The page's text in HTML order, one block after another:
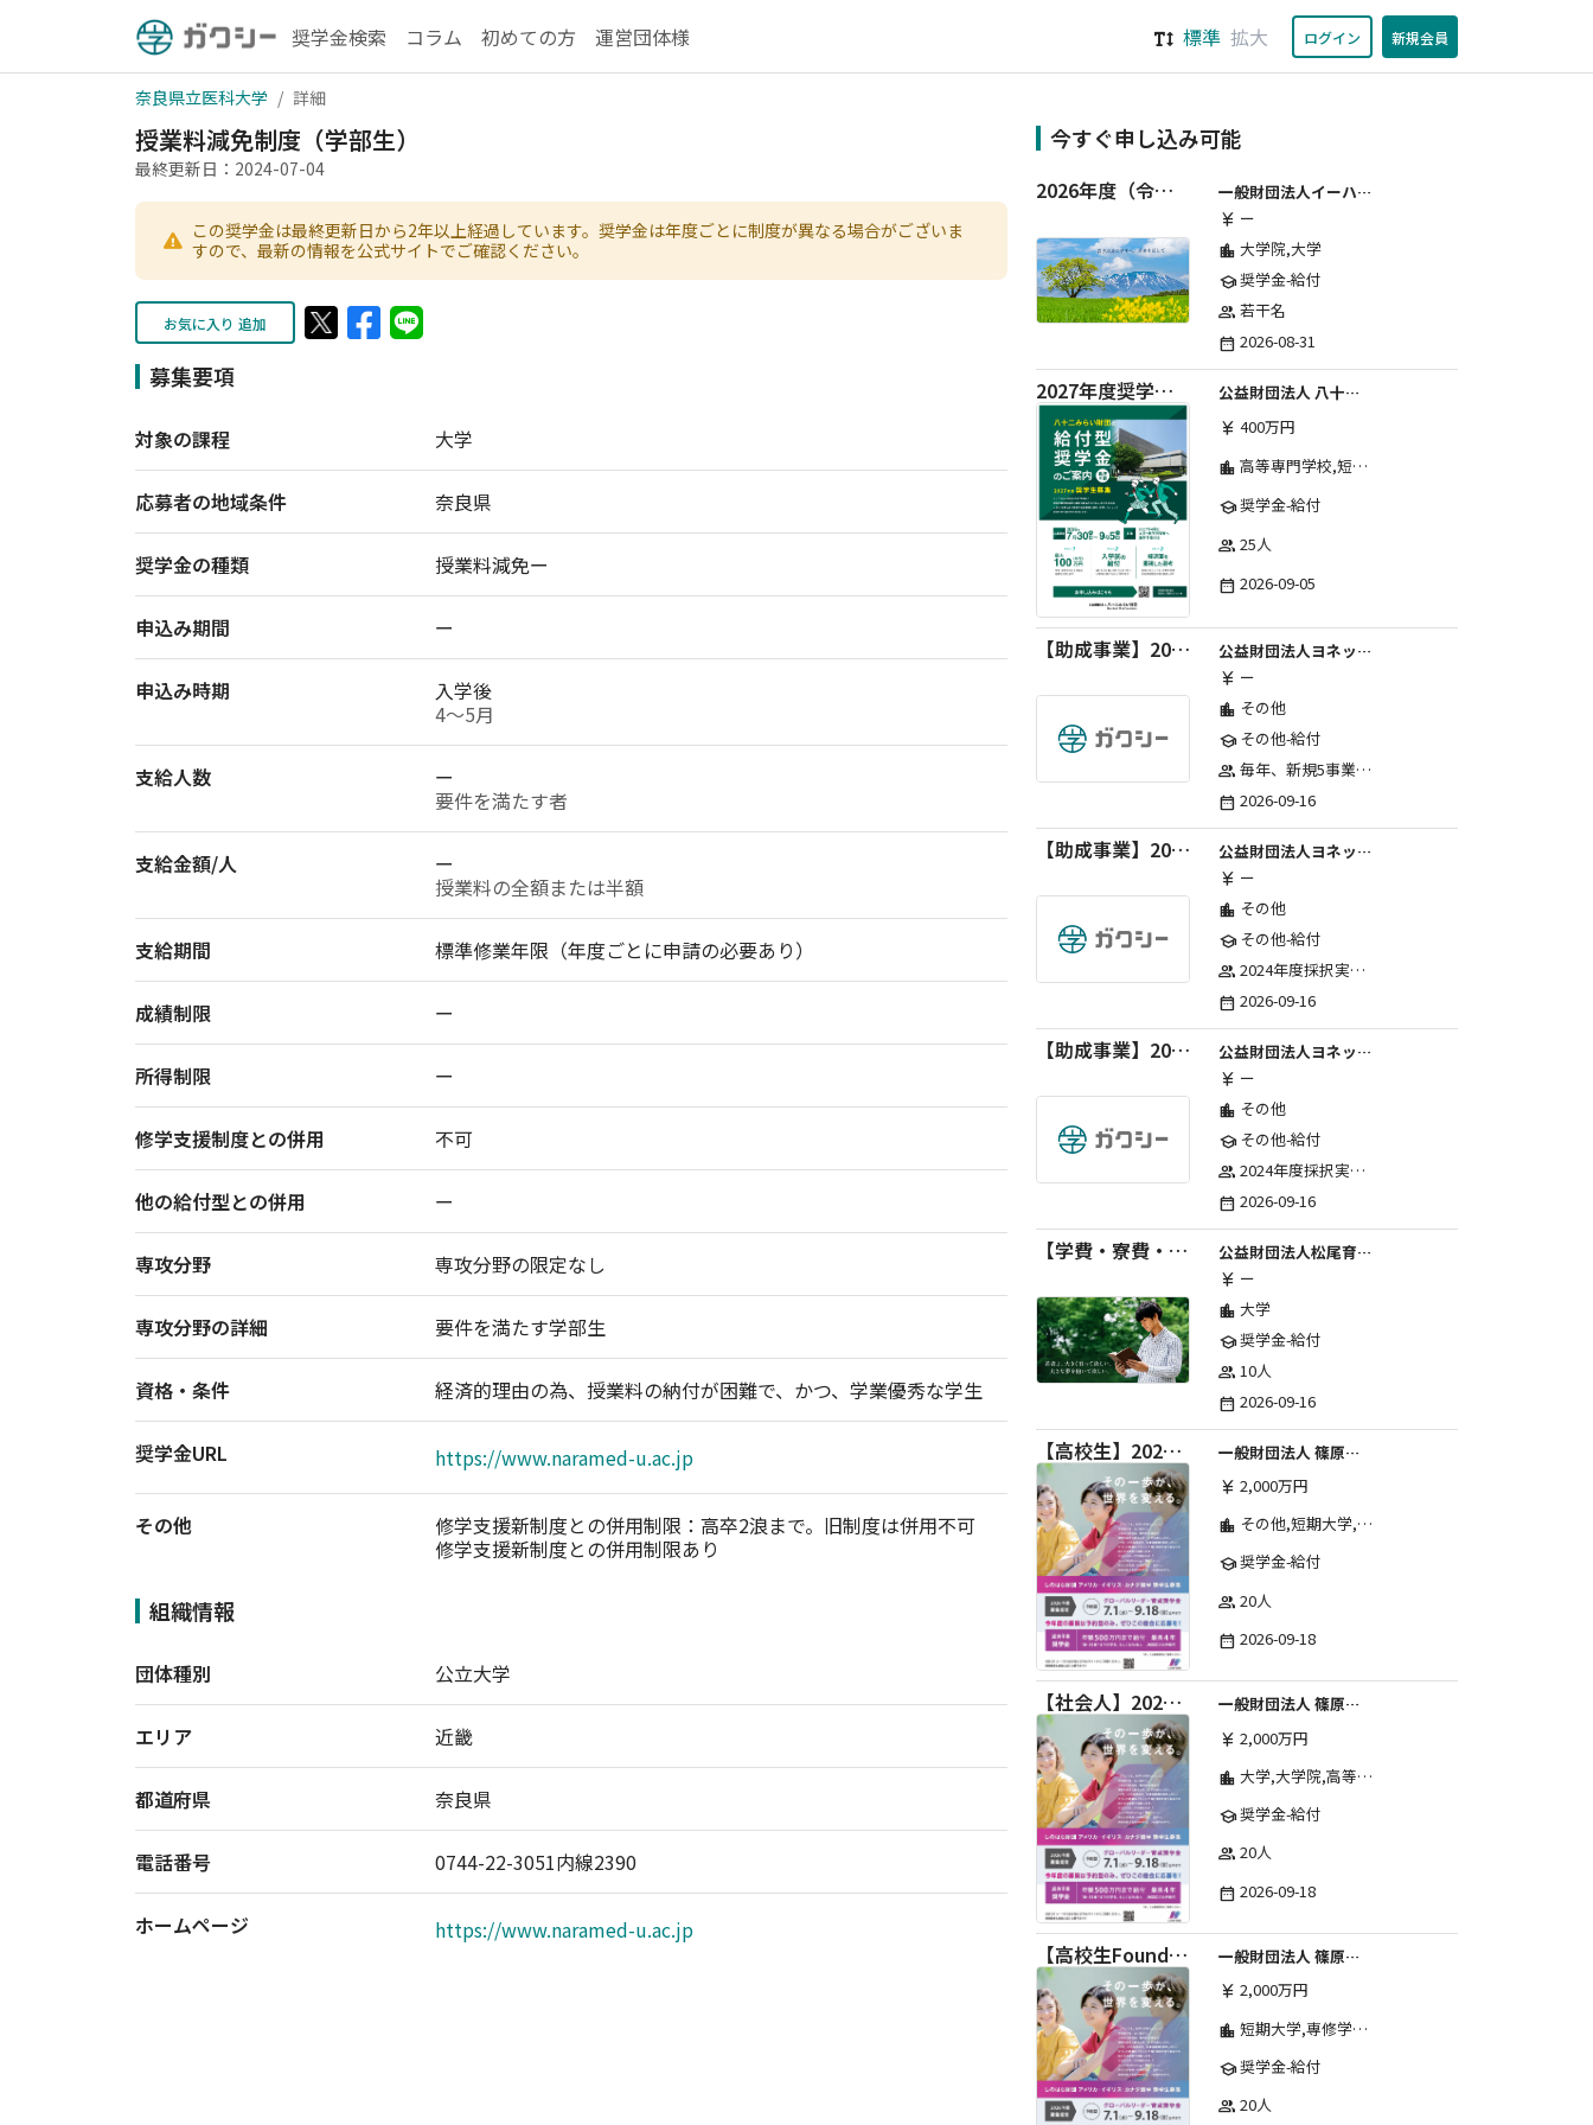
奨学金検索 コラム 初めての方 運営団体様 標準 拡大 ログイン 新規会員
奈良県立医科大学 詳細
授業料減免制度（学部生）
最終更新日：2024-07-04
この奨学金は最終更新日から2年以上経過しています。奨学金は年度ごとに制度が異なる場合がございま
すので、最新の情報を公式サイトでご確認ください。
お気に入り 追加
募集要項
対象の課程 大学
応募者の地域条件 奈良県
奨学金の種類 授業料減免ー
申込み期間 ー
申込み時期
入学後
4〜5月
支給人数
ー
要件を満たす者
支給金額/人
ー
授業料の全額または半額
支給期間 標準修業年限（年度ごとに申請の必要あり）
成績制限 ー
所得制限 ー
修学支援制度との併用 不可
他の給付型との併用 ー
専攻分野 専攻分野の限定なし
専攻分野の詳細 要件を満たす学部生
資格・条件 経済的理由の為、授業料の納付が困難で、かつ、学業優秀な学生
奨学金URL https://www.naramed-u.ac.jp
その他
修学支援新制度との併用制限：高卒2浪まで。旧制度は併用不可
修学支援新制度との併用制限あり
組織情報
団体種別 公立大学
エリア 近畿
都道府県 奈良県
電話番号 0744-22-3051内線2390
ホームページ https://www.naramed-u.ac.jp
今すぐ申し込み可能
2026年度（令和8年度）第２期 一般財団法人イーハトーブ育英会奨学生募集（給付型） 日本国内及び海外の大学・大学院に自宅外通学をする学生に生活費の一部(家賃半額相当)を給付【岩手県が本籍地の大学生または大学院生対象】
一般財団法人イーハトーブ育英会
currency_yen ー
location_city 大学院,大学
school奨学金-給付
group 若干名
date_range 2026-08-31
2027年度奨学生募集要項
公益財団法人 八十二みらい財団
currency_yen 400万円
location_city 高等専門学校,短期大学,専修学校,大学
school奨学金-給付
group 25人
date_range 2026-09-05
【助成事業】2027年度中学校部活動の地域展開推進に関する助成金
公益財団法人ヨネックススポーツ振興財団
currency_yen ー
location_city その他
schoolその他-給付
group 毎年、新規5事業前後への助成金交付を予定とし、初年度5事業、2年目合計10事業前後、3年目合計15事業前後、4年目以降は15事業前後にて実施する。 2025年度採択実績：5事業、2026年度採択実績：5事業
date_range 2026-09-16
【助成事業】2027年度（通年）国際交流普及事業に関する助成金
公益財団法人ヨネックススポーツ振興財団
currency_yen ー
location_city その他
schoolその他-給付
group 2024年度採択実績：21事業（前期11・後期10）、2025年度採択実績：30事業（前期15・後期15）、2026年度採択実績：40事業 ※2026年度より、前期・後期の区分を廃止し、年1回の申請受付となりました。
date_range 2026-09-16
【助成事業】2027年度（通年）ジュニアスポーツ振興に関する助成金
公益財団法人ヨネックススポーツ振興財団
currency_yen ー
location_city その他
schoolその他-給付
group 2024年度採択実績：107事業（前期45・後期62）、2025年度採択実績：103事業（前期48・後期55）、2026年度採択実績：97事業 ※2026年度より、前期・後期の区分を廃止し、年1回の申請受付となりました。
date_range 2026-09-16
【学費・寮費・交通費給付】2027年度第71期育英生募集
公益財団法人松尾育英会
currency_yen ー
location_city 大学
school奨学金-給付
group 10人
date_range 2026-09-16
【高校生】2026年度 しのはら財団 アメリカ・イギリス・カナダ英語留学奨学金
一般財団法人 篠原欣子記念財団 (海外留学奨学金グループ)
currency_yen 2,000万円
location_city その他,短期大学,専修学校,高等専門学校,高等学校,大学院,大学
school奨学金-給付
group 20人
date_range 2026-09-18
【社会人】2026年度 しのはら財団 アメリカ・イギリス・カナダ英語留学奨学金
一般財団法人 篠原欣子記念財団 (海外留学奨学金グループ)
currency_yen 2,000万円
location_city 大学,大学院,高等学校,その他,高等専門学校,専修学校,短期大学
school奨学金-給付
group 20人
date_range 2026-09-18
【高校生Foundation Course 】2026年度 しのはら財団 アメリカ・イギリス・カナダ英語留学奨学金
一般財団法人 篠原欣子記念財団 (海外留学奨学金グループ)
currency_yen 2,000万円
location_city 短期大学,専修学校,高等専門学校,その他,高等学校,大学院,大学
school奨学金-給付
group 20人